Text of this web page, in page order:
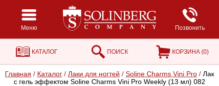
Меню Позвонить
КАТАЛОГ ПОИСК КОРЗИНА (0)
Главная / Каталог / Лаки для ногтей / Soline Charms Vini Pro / Лак
с гель эффектом Soline Charms Vini Pro Weekly (13 мл) 082